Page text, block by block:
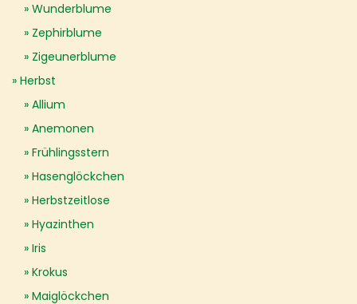
Wunderblume
Zephirblume
Zigeunerblume
Herbst
Allium
Anemonen
Frühlingsstern
Hasenglöckchen
Herbstzeitlose
Hyazinthen
Iris
Krokus
Maiglöckchen